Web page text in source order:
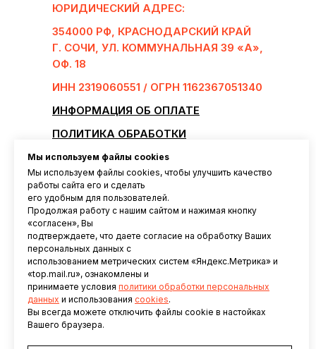
ЮРИДИЧЕСКИЙ АДРЕС:
354000 РФ, КРАСНОДАРСКИЙ КРАЙ
Г. СОЧИ, УЛ. КОММУНАЛЬНАЯ 39 «А»,
ОФ. 18
ИНН 2319060551 / ОГРН 1162367051340
ИНФОРМАЦИЯ ОБ ОПЛАТЕ
ПОЛИТИКА ОБРАБОТКИ
ПРАВИЛА КЛУБА
ДОГОВОР ОФЕРТЫ
ПРАВИЛА ПОСЕЩЕНИЯ ВОДНО-
СПОРТИВНОГО КОМПЛЕКСА
ИНСТРУКЦИЯ ПО ТЕХНИКЕ
БЕЗОПАСНОСТИ
ПРИ ПОСЕЩЕНИИ ФИТНЕС-КЛУБА
«СИЛЬНЫЕ ЛЮДИ»
УСЛОВИЯ ИСПОЛЬЗОВАНИЯ САЙТА
Мы используем файлы cookies
Мы используем файлы cookies, чтобы улучшить качество
работы сайта его и сделать
его удобным для пользователей.
Продолжая работу с нашим сайтом и нажимая кнопку
«согласен», Вы
подтверждаете, что даете согласие на обработку Ваших
персональных данных с
использованием метрических систем «Яндекс.Метрика» и
«top.mail.ru», ознакомлены и
принимаете условия политики обработки персональных
данных и использования cookies.
Вы всегда можете отключить файлы cookie в настойках
Вашего браузера.